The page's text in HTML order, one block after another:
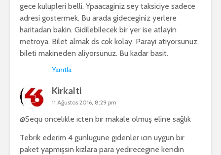
gece kulupleri belli. Ypaacaginiz sey taksiciye sadece
adresi gostermek. Bu arada gideceginiz yerlere
haritadan bakin. Gidilebilecek bir yer ise atlayin
metroya. Bilet almak ds cok kolay. Parayi atiyorsunuz,
bileti makineden aliyorsunuz. Bu kadar basit.
Yanıtla
Kirkalti
11 Ağustos 2016, 8:29 pm
@Sequ oncelıkle ıcten bır makale olmuş eline sağlık
Tebrik ederim 4 gunlugune gıdenler ıcın uygun bır
paket yapmışsın kızlara para yedırecegıne kendın